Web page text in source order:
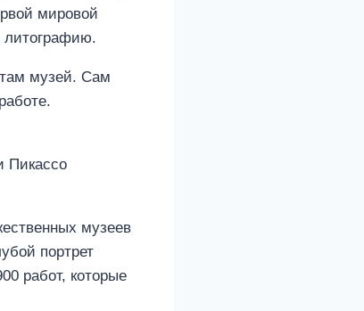
мировой
литографию.
там музей. Сам
Пикассо
музеев
портрет
работ, которые